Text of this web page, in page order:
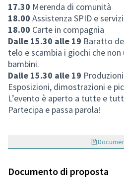
17.30 Merenda di comunità
18.00 Assistenza SPID e
18.00 Carte in compagnia
Dalle 15.30 alle 19 Baratto
telo e scambia i giochi che
bambini.
Dalle 15.30 alle 19
Esposizioni, dimostrazioni e
L’evento è aperto a tutte e
Partecipa e passa parola!
Documento di proposta